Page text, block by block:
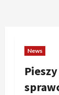
News